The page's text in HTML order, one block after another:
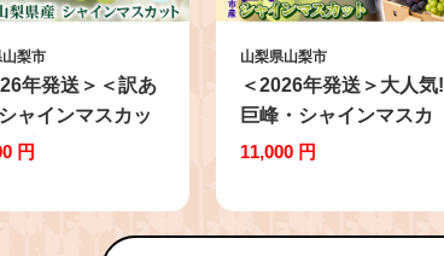
梨市
年発送＞＜訳あ
ャインマスカッ
4房 1.5kg以上
円
山梨県山梨市
＜2026年発送＞大人気!
巨峰・シャインマスカ
ット食べ比べセット ふ
11,000 円